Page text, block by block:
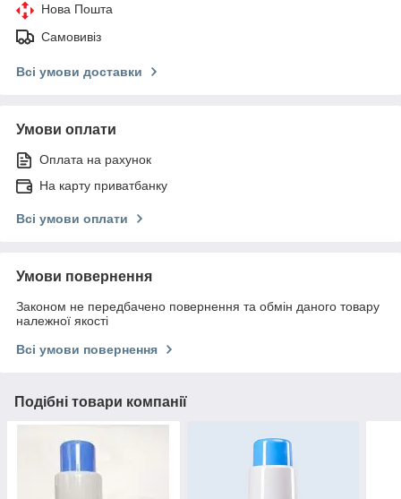
Нова Пошта
Самовивіз
Всі умови доставки
Умови оплати
Оплата на рахунок
На карту приватбанку
Всі умови оплати
Умови повернення
Законом не передбачено повернення та обмін даного товару
належної якості
Всі умови повернення
Подібні товари компанії